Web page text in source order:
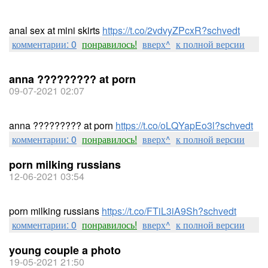
anal sex at mini skirts https://t.co/2vdvyZPcxR?schvedt
комментарии: 0 понравилось! вверх^ к полной версии
anna ????????? at porn
09-07-2021 02:07
anna ????????? at porn https://t.co/oLQYapEo3l?schvedt
комментарии: 0 понравилось! вверх^ к полной версии
porn milking russians
12-06-2021 03:54
porn milking russians https://t.co/FTiL3iA9Sh?schvedt
комментарии: 0 понравилось! вверх^ к полной версии
young couple a photo
19-05-2021 21:50